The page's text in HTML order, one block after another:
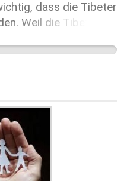
dass die Tibeter
Weil die Tibeter